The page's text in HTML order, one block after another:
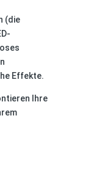
(die
Effekte.
Ihre